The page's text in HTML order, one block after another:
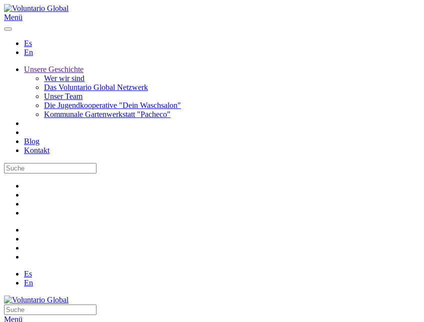
Menü
Es
En
Unsere Geschichte
Wer wir sind
Das Voluntario Global Netzwerk
Unser Team
Die Jugendkooperative "Dein Waschsalon"
Kommunale Gartenwerkstatt "Pacheco"
Blog
Kontakt
Es
En
Menü